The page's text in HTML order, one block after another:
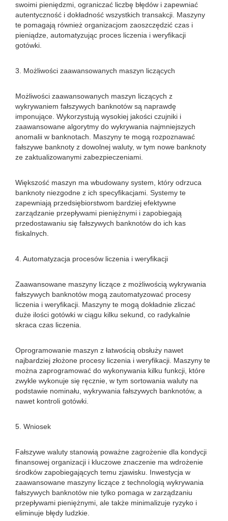
swoimi pieniędzmi, ograniczać liczbę błędów i zapewniać
autentyczność i dokładność wszystkich transakcji. Maszyny
te pomagają również organizacjom zaoszczędzić czas i
pieniądze, automatyzując proces liczenia i weryfikacji
gotówki.
3. Możliwości zaawansowanych maszyn liczących
Możliwości zaawansowanych maszyn liczących z
wykrywaniem fałszywych banknotów są naprawdę
imponujące. Wykorzystują wysokiej jakości czujniki i
zaawansowane algorytmy do wykrywania najmniejszych
anomalii w banknotach. Maszyny te mogą rozpoznawać
fałszywe banknoty z dowolnej waluty, w tym nowe banknoty
ze zaktualizowanymi zabezpieczeniami.
Większość maszyn ma wbudowany system, który odrzuca
banknoty niezgodne z ich specyfikacjami. Systemy te
zapewniają przedsiębiorstwom bardziej efektywne
zarządzanie przepływami pieniężnymi i zapobiegają
przedostawaniu się fałszywych banknotów do ich kas
fiskalnych.
4. Automatyzacja procesów liczenia i weryfikacji
Zaawansowane maszyny liczące z możliwością wykrywania
fałszywych banknotów mogą zautomatyzować procesy
liczenia i weryfikacji. Maszyny te mogą dokładnie zliczać
duże ilości gotówki w ciągu kilku sekund, co radykalnie
skraca czas liczenia.
Oprogramowanie maszyn z łatwością obsłuży nawet
najbardziej złożone procesy liczenia i weryfikacji. Maszyny te
można zaprogramować do wykonywania kilku funkcji, które
zwykle wykonuje się ręcznie, w tym sortowania waluty na
podstawie nominału, wykrywania fałszywych banknotów, a
nawet kontroli gotówki.
5. Wniosek
Fałszywe waluty stanowią poważne zagrożenie dla kondycji
finansowej organizacji i kluczowe znaczenie ma wdrożenie
środków zapobiegających temu zjawisku. Inwestycja w
zaawansowane maszyny liczące z technologią wykrywania
fałszywych banknotów nie tylko pomaga w zarządzaniu
przepływami pieniężnymi, ale także minimalizuje ryzyko i
eliminuje błędy ludzkie.